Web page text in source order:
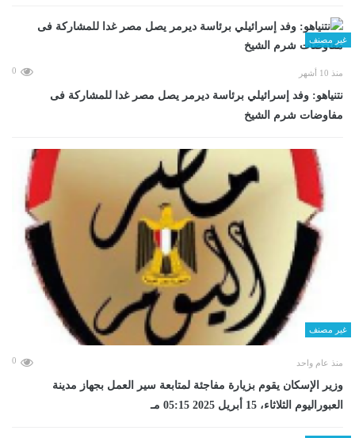
غير مصنف
منذ 10 أشهر 0
نتنياهو: وفد إسرائيلي برئاسة ديرمر يصل مصر غدا للمشاركة فى
مفاوضات شرم الشيخ
غير مصنف
منذ عام واحد 0
وزير الإسكان يقوم بزيارة مفاجئة لمتابعة سير العمل بجهاز مدينة
العبوراليوم الثلاثاء، 15 أبريل 2025 05:15 مـ